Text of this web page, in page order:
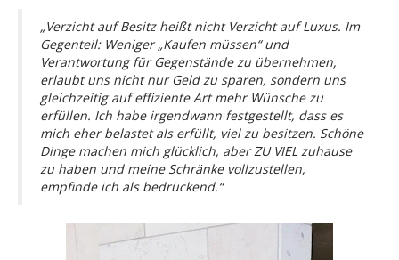
„Verzicht auf Besitz heißt nicht Verzicht auf Luxus. Im
Gegenteil: Weniger „Kaufen müssen“ und
Verantwortung für Gegenstände zu übernehmen,
erlaubt uns nicht nur Geld zu sparen, sondern uns
gleichzeitig auf effiziente Art mehr Wünsche zu
erfüllen. Ich habe irgendwann festgestellt, dass es
mich eher belastet als erfüllt, viel zu besitzen. Schöne
Dinge machen mich glücklich, aber ZU VIEL zuhause
zu haben und meine Schränke vollzustellen,
empfinde ich als bedrückend.“